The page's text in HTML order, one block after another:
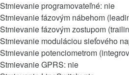
Stmievanie programovateľné: nie
Stmievanie fázovým nábehom
Stmievanie fázovým zostupom
Stmievanie moduláciou sieťového
Stmievanie potenciometrom
Stmievanie GPRS: nie